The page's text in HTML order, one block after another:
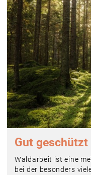
Gut geschützt
Waldarbeit ist eine
bei der besonders